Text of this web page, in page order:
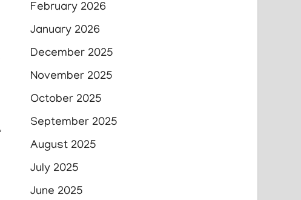
February 2026
January 2026
December 2025
November 2025
October 2025
September 2025
August 2025
July 2025
June 2025